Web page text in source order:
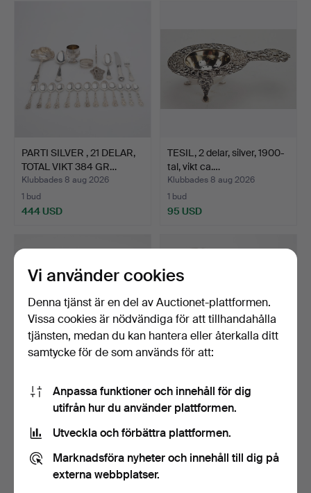
PARTI SILVER , 21 DELAR,
TOTAL VIKT 384 GR…
Klubbades 8 aug 2026
1 bud
444 USD
TESIL, 2 delar, silver, 1900-
tal, vikt ca.…
Klubbades 8 aug 2026
1 bud
95 USD
SILVERFÖREMÅL, 7 st,
svenska och utländska…
Klubbades 8 aug 2026
3 bud
LJUSSTAKAR, ett par, silver,
Klubbades 8 aug 2026
10 bud
Vi använder cookies
Denna tjänst är en del av Auctionet-plattformen.
Vissa cookies är nödvändiga för att tillhandahålla
tjänsten, medan du kan hantera eller återkalla ditt
samtycke för de som används för att:
Anpassa funktioner och innehåll för dig
utifrån hur du använder plattformen.
Utveckla och förbättra plattformen.
Marknadsföra nyheter och innehåll till dig på
externa webbplatser.